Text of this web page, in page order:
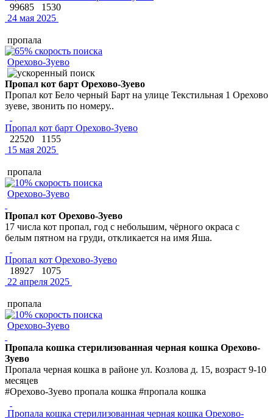
99685
1530
24 мая 2025
пропала
Орехово-Зуево
Пропал кот барт Орехово-Зуево
Пропал кот Бело черный Барт на улице Текстильная 1 Орехово
зуеве, звонить по номеру..
Пропал кот барт Орехово-Зуево
22520
1155
15 мая 2025
пропала
Орехово-Зуево
Пропал кот Орехово-Зуево
17 числа кот пропал, год с небольшим, чёрного окраса с
белым пятном на груди, откликается на имя Яша.
Пропал кот Орехово-Зуево
18927
1075
22 апреля 2025
пропала
Орехово-Зуево
Пропала кошка стерилизованная черная кошка Орехово-
Зуево
Пропала черная кошка в районе ул. Козлова д. 15, возраст 9-10
месяцев
#Орехово-Зуево пропала кошка #пропала кошка
Пропала кошка стерилизованная черная кошка Орехово-